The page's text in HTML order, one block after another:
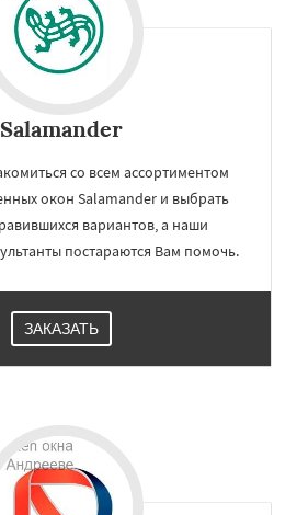
Salamander
со всем ассортиментом
окон Salamander и выбрать
вариантов, а наши
постараются Вам помочь.
ЗАКАЗАТЬ